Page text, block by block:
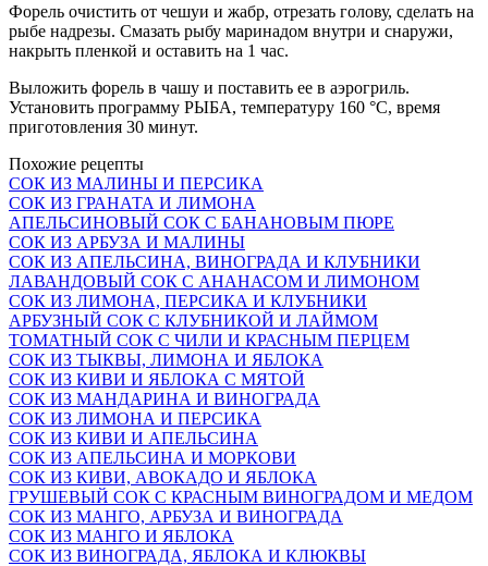
Форель очистить от чешуи и жабр, отрезать голову, сделать на
рыбе надрезы. Смазать рыбу маринадом внутри и снаружи,
накрыть пленкой и оставить на 1 час.
Выложить форель в чашу и поставить ее в аэрогриль.
Установить программу РЫБА, температуру 160 °С, время
приготовления 30 минут.
Похожие рецепты
СОК ИЗ МАЛИНЫ И ПЕРСИКА
СОК ИЗ ГРАНАТА И ЛИМОНА
АПЕЛЬСИНОВЫЙ СОК С БАНАНОВЫМ ПЮРЕ
СОК ИЗ АРБУЗА И МАЛИНЫ
СОК ИЗ АПЕЛЬСИНА, ВИНОГРАДА И КЛУБНИКИ
ЛАВАНДОВЫЙ СОК С АНАНАСОМ И ЛИМОНОМ
СОК ИЗ ЛИМОНА, ПЕРСИКА И КЛУБНИКИ
АРБУЗНЫЙ СОК С КЛУБНИКОЙ И ЛАЙМОМ
ТОМАТНЫЙ СОК С ЧИЛИ И КРАСНЫМ ПЕРЦЕМ
СОК ИЗ ТЫКВЫ, ЛИМОНА И ЯБЛОКА
СОК ИЗ КИВИ И ЯБЛОКА С МЯТОЙ
СОК ИЗ МАНДАРИНА И ВИНОГРАДА
СОК ИЗ ЛИМОНА И ПЕРСИКА
СОК ИЗ КИВИ И АПЕЛЬСИНА
СОК ИЗ АПЕЛЬСИНА И МОРКОВИ
СОК ИЗ КИВИ, АВОКАДО И ЯБЛОКА
ГРУШЕВЫЙ СОК С КРАСНЫМ ВИНОГРАДОМ И МЕДОМ
СОК ИЗ МАНГО, АРБУЗА И ВИНОГРАДА
СОК ИЗ МАНГО И ЯБЛОКА
СОК ИЗ ВИНОГРАДА, ЯБЛОКА И КЛЮКВЫ